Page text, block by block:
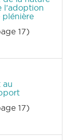
plénière
17)
au
17)